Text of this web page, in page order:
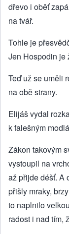
dřevo i oběť
na tvář.
Tohle je
Jen Hospodin je
Teď už se uměli
na obě strany.
Elijáš vydal
k falešným
Zákon takovým
vystoupil na
až přijde déšť. A
přišly mraky,
to naplnilo
radost i nad tím,